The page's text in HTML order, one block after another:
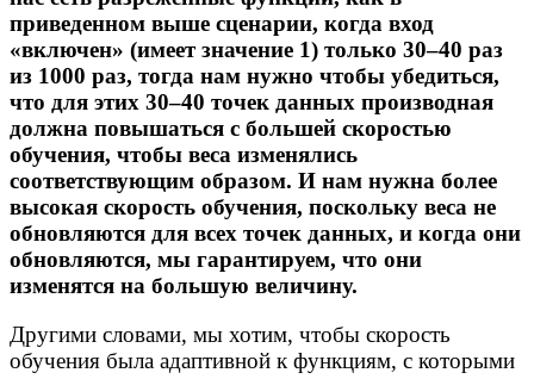
приведенном выше сценарии, когда вход
«включен» (имеет значение 1) только 30–40 раз
из 1000 раз, тогда нам нужно чтобы убедиться,
что для этих 30–40 точек данных производная
должна повышаться с большей скоростью
обучения, чтобы веса изменялись
соответствующим образом. И нам нужна более
высокая скорость обучения, поскольку веса не
обновляются для всех точек данных, и когда они
обновляются, мы гарантируем, что они
изменятся на большую величину.
Другими словами, мы хотим, чтобы скорость
обучения была адаптивной к функциям, с которыми